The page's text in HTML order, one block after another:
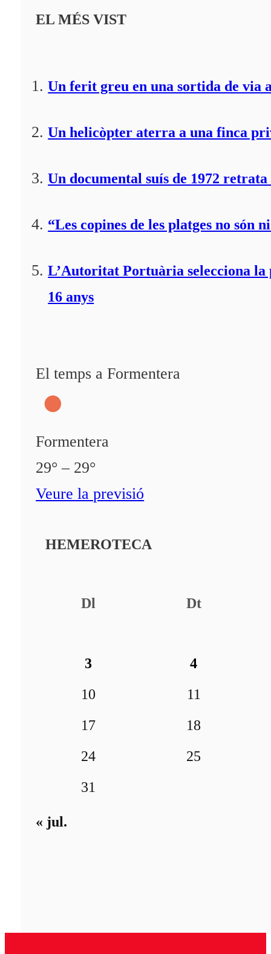
EL MÉS VIST
Un ferit greu en una sortida de via
Un helicòpter aterra a una finca
Un documental suís de 1972
“Les copines de les platges no
L’Autoritat Portuària selecciona
16 anys
El temps a Formentera
Formentera
29° – 29°
Veure la previsió
HEMEROTECA
Dl Dt
3
4
10
11
17
18
24
25
31
« jul.